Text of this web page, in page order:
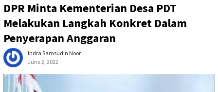
DPR Minta Kementerian Desa PDT
Melakukan Langkah Konkret Dalam
Penyerapan Anggaran
Indra Samsudin Noor
June 2, 2022